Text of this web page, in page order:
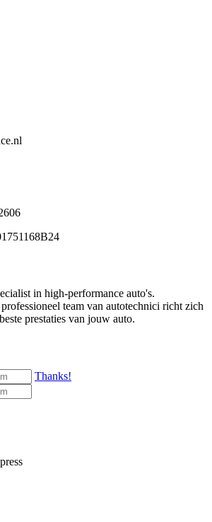
in high-performance auto's.
team van autotechnici richt zich
prestaties van jouw auto.
Thanks!